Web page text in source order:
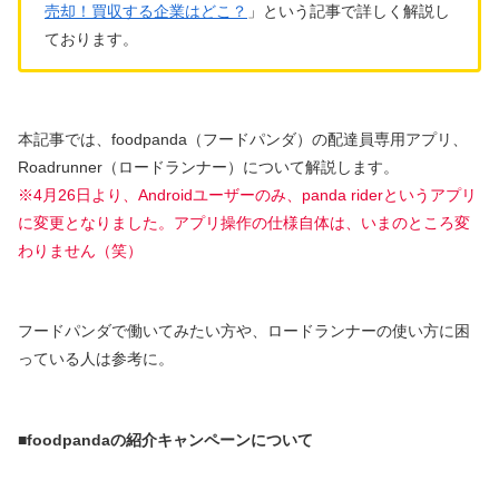
売却！買収する企業はどこ？ 」という記事で詳しく解説し
ております。
本記事では、foodpanda（フードパンダ）の配達員専用アプリ、
Roadrunner（ロードランナー）について解説します。
※4月26日より、Androidユーザーのみ、panda riderというアプリ
に変更となりました。アプリ操作の仕様自体は、いまのところ変
わりません（笑）
フードパンダで働いてみたい方や、ロードランナーの使い方に困
っている人は参考に。
■foodpandaの紹介キャンペーンについて